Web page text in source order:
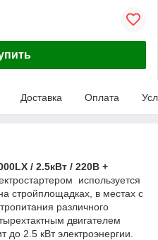
Доставка Оплата
/ 2.5кВт / 220В +
используется
стройплощадках, в местах с
различного
двигателем
2.5 кВт электроэнергии.